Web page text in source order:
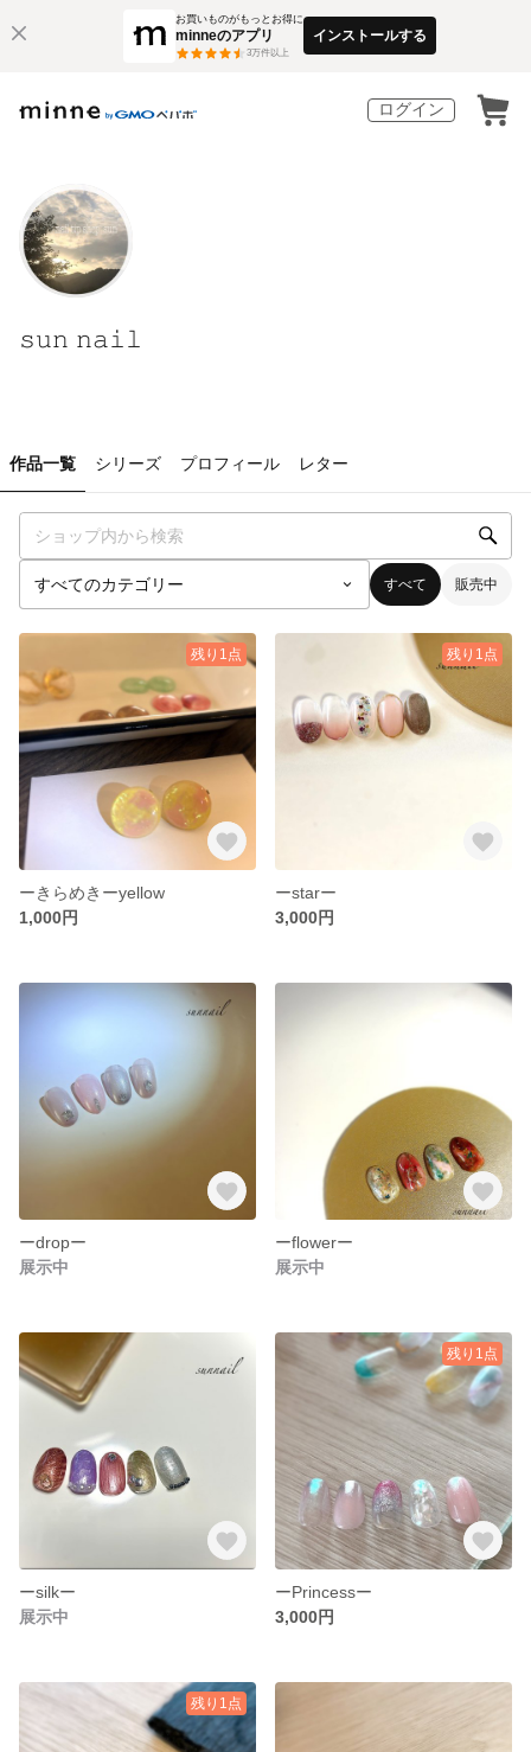
お買いものがもっとお得に
minneのアプリ
3万件以上
インストールする
ログイン
𝚜𝚞𝚗 𝚗𝚊𝚒𝚕ㅤ
作品一覧 シリーズ プロフィール レター
すべて 販売中
残り1点
ーきらめきーyellow
1,000円
残り1点
ーstarー
3,000円
ーdropー
展示中
ーflowerー
展示中
ーsilkー
展示中
残り1点
ーPrincessー
3,000円
残り1点